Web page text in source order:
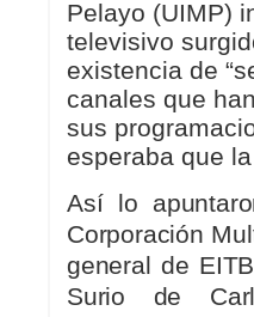
Pelayo (UIMP)
televisivo
existencia de
canales que
sus
esperaba que la
Así lo
Corporación
general de
Surio de